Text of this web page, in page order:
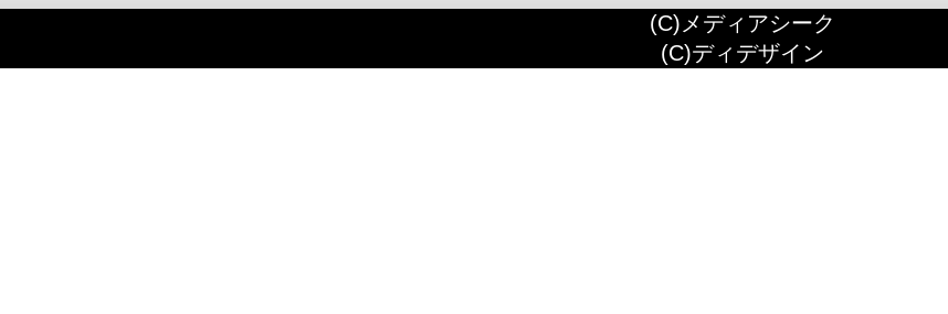
(C)メディアシーク
(C)ディデザイン